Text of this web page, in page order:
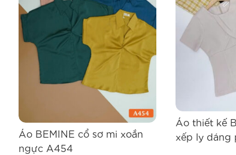
Áo BEMINE cổ sơ mi xoắn
ngực A454
Áo thiết kế
xếp ly dáng